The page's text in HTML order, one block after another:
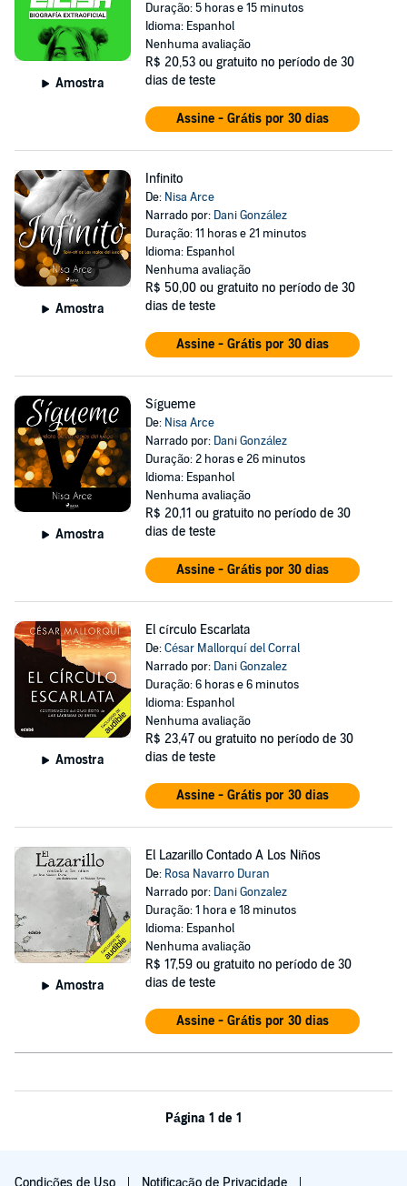
Amostra
Duração: 5 horas e 15 minutos
Idioma: Espanhol
Nenhuma avaliação
R$ 20,53 ou gratuito no período de 30
dias de teste
Assine - Grátis por 30 dias
Amostra
Infinito
De: Nisa Arce
Narrado por: Dani González
Duração: 11 horas e 21 minutos
Idioma: Espanhol
Nenhuma avaliação
R$ 50,00 ou gratuito no período de 30
dias de teste
Assine - Grátis por 30 dias
Amostra
Sígueme
De: Nisa Arce
Narrado por: Dani González
Duração: 2 horas e 26 minutos
Idioma: Espanhol
Nenhuma avaliação
R$ 20,11 ou gratuito no período de 30
dias de teste
Assine - Grátis por 30 dias
Amostra
El círculo Escarlata
De:César Mallorquí del Corral
Narrado por: Dani Gonzalez
Duração: 6 horas e 6 minutos
Idioma: Espanhol
Nenhuma avaliação
R$ 23,47 ou gratuito no período de 30
dias de teste
Assine - Grátis por 30 dias
Amostra
El Lazarillo Contado A Los Niños
De: Rosa Navarro Duran
Narrado por: Dani Gonzalez
Duração: 1 hora e 18 minutos
Idioma: Espanhol
Nenhuma avaliação
R$ 17,59 ou gratuito no período de 30
dias de teste
Assine - Grátis por 30 dias
Página 1 de 1
Condições de Uso Notificação de Privacidade